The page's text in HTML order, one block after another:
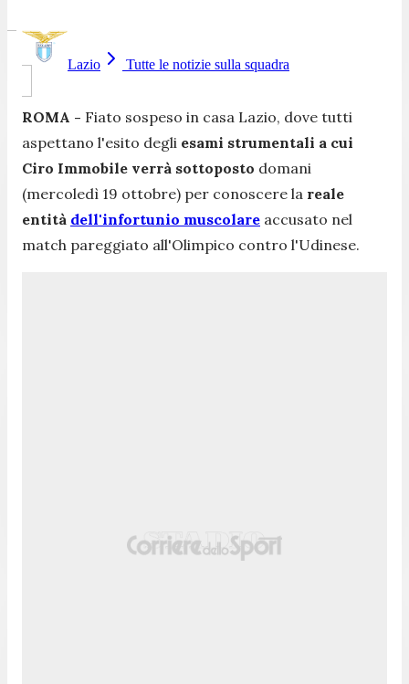
Lazio Tutte le notizie sulla squadra
ROMA - Fiato sospeso in casa Lazio, dove tutti
aspettano l'esito degli esami strumentali a cui
Ciro Immobile verrà sottoposto domani
(mercoledì 19 ottobre) per conoscere la reale
entità dell'infortunio muscolare accusato nel
match pareggiato all'Olimpico contro l'Udinese.